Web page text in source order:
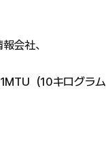
会社、
（10キログラム